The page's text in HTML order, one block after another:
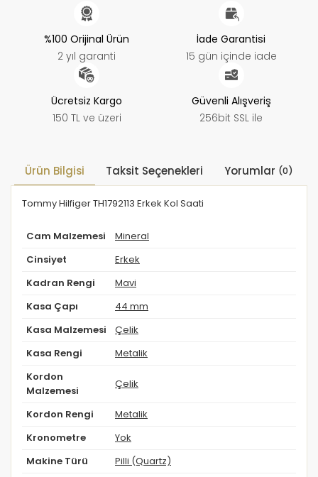
%100 Orijinal Ürün
2 yıl garanti
İade Garantisi
15 gün içinde iade
Ücretsiz Kargo
150 TL ve üzeri
Güvenli Alışveriş
256bit SSL ile
Ürün Bilgisi Taksit Seçenekleri Yorumlar (0)
Tommy Hilfiger TH1792113 Erkek Kol Saati
Cam Malzemesi Mineral
Cinsiyet Erkek
Kadran Rengi Mavi
Kasa Çapı 44 mm
Kasa Malzemesi Çelik
Kasa Rengi Metalik
Kordon
Malzemesi
Çelik
Kordon Rengi Metalik
Kronometre Yok
Makine Türü Pilli (Quartz)